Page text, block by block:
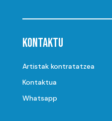
Kontaktu
Artistak kontratatzea
Kontaktua
Whatsapp